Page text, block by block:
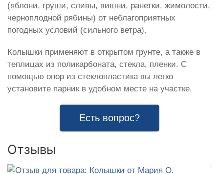
(яблони, груши, сливы, вишни, ранетки, жимолости,
черноплодной рябины) от неблагоприятных
погодных условий (сильного ветра).
Колышки применяют в открытом грунте, а также в
теплицах из поликарбоната, стекла, пленки. С
помощью опор из стеклопластика вы легко
установите парник в удобном месте на участке.
Есть вопрос?
Отзывы